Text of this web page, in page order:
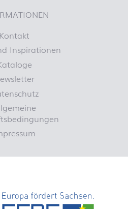
Kontakt
Inspirationen